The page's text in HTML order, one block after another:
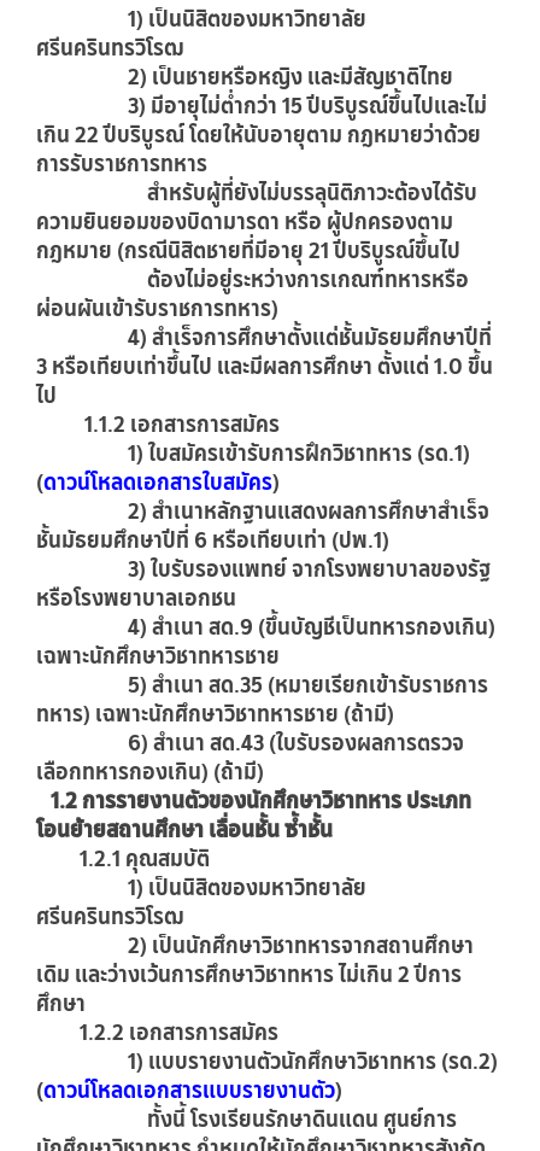
1) เป็นนิสิตของมหาวิทยาลัย
ศรีนครินทรวิโรฒ
2) เป็นชายหรือหญิง และมีสัญชาติไทย
3) มีอายุไม่ต่ำกว่า 15 ปีบริบูรณ์ขึ้นไปและไม่
เกิน 22 ปีบริบูรณ์ โดยให้นับอายุตาม กฎหมายว่าด้วย
การรับราชการทหาร
สำหรับผู้ที่ยังไม่บรรลุนิติภาวะต้องได้รับ
ความยินยอมของบิดามารดา หรือ ผู้ปกครองตาม
กฎหมาย (กรณีนิสิตชายที่มีอายุ 21 ปีบริบูรณ์ขึ้นไป
ต้องไม่อยู่ระหว่างการเกณฑ์ทหารหรือ
ผ่อนผันเข้ารับราชการทหาร)
4) สำเร็จการศึกษาตั้งแต่ชั้นมัธยมศึกษาปีที่
3 หรือเทียบเท่าขึ้นไป และมีผลการศึกษา ตั้งแต่ 1.0 ขึ้น
ไป
1.1.2 เอกสารการสมัคร
1) ใบสมัครเข้ารับการฝึกวิชาทหาร (รด.1)
(ดาวน์โหลดเอกสารใบสมัคร)
2) สำเนาหลักฐานแสดงผลการศึกษาสำเร็จ
ชั้นมัธยมศึกษาปีที่ 6 หรือเทียบเท่า (ปพ.1)
3) ใบรับรองแพทย์ จากโรงพยาบาลของรัฐ
หรือโรงพยาบาลเอกชน
4) สำเนา สด.9 (ขึ้นบัญชีเป็นทหารกองเกิน)
เฉพาะนักศึกษาวิชาทหารชาย
5) สำเนา สด.35 (หมายเรียกเข้ารับราชการ
ทหาร) เฉพาะนักศึกษาวิชาทหารชาย (ถ้ามี)
6) สำเนา สด.43 (ใบรับรองผลการตรวจ
เลือกทหารกองเกิน) (ถ้ามี)
1.2 การรายงานตัวของนักศึกษาวิชาทหาร ประเภท
โอนย้ายสถานศึกษา เลื่อนชั้น ซ้ำชั้น
1.2.1 คุณสมบัติ
1) เป็นนิสิตของมหาวิทยาลัย
ศรีนครินทรวิโรฒ
2) เป็นนักศึกษาวิชาทหารจากสถานศึกษา
เดิม และว่างเว้นการศึกษาวิชาทหาร ไม่เกิน 2 ปีการ
ศึกษา
1.2.2 เอกสารการสมัคร
1) แบบรายงานตัวนักศึกษาวิชาทหาร (รด.2)
(ดาวน์โหลดเอกสารแบบรายงานตัว)
ทั้งนี้ โรงเรียนรักษาดินแดน ศูนย์การ